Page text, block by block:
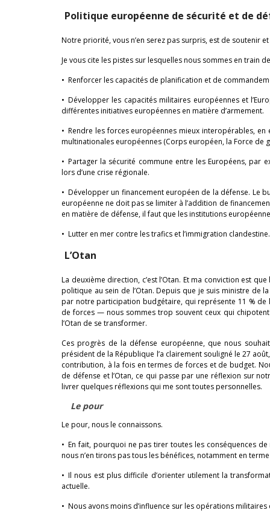
Politique européenne de sécurité et de
Notre priorité, vous n’en serez pas surpris, est de soutenir
Je vous cite les pistes sur lesquelles nous sommes en train
• Renforcer les capacités de planification et de
• Développer les capacités militaires européennes et
différentes initiatives européennes en matière d’armement.
• Rendre les forces européennes mieux interopérables,
multinationales européennes (Corps européen, la Force de
• Partager la sécurité commune entre les Européens, par
lors d’une crise régionale.
• Développer un financement européen de la défense. Le
européenne ne doit pas se limiter à l’addition de
en matière de défense, il faut que les institutions
• Lutter en mer contre les trafics et l’immigration clandestine.
L’Otan
La deuxième direction, c’est l’Otan. Et ma conviction est
politique au sein de l’Otan. Depuis que je suis ministre de
par notre participation budgétaire, qui représente 11 %
de forces — nous sommes trop souvent ceux qui
l’Otan de se transformer.
Ces progrès de la défense européenne, que nous
président de la République l’a clairement souligné le 27
contribution, à la fois en termes de forces et de budget.
de défense et l’Otan, ce qui passe par une réflexion sur
livrer quelques réflexions qui me sont toutes personnelles.
Le pour
Le pour, nous le connaissons.
• En fait, pourquoi ne pas tirer toutes les conséquences
nous n’en tirons pas tous les bénéfices, notamment en
• Il nous est plus difficile d’orienter utilement la
actuelle.
• Nous avons moins d’influence sur les opérations